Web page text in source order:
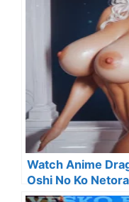
Watch Anime
Oshi No Ko